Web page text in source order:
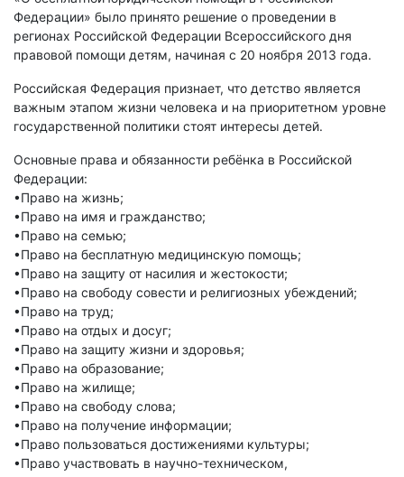
Федерации» было принято решение о проведении в
регионах Российской Федерации Всероссийского дня
правовой помощи детям, начиная с 20 ноября 2013 года.
Российская Федерация признает, что детство является
важным этапом жизни человека и на приоритетном уровне
государственной политики стоят интересы детей.
Основные права и обязанности ребёнка в Российской
Федерации:
•Право на жизнь;
•Право на имя и гражданство;
•Право на семью;
•Право на бесплатную медицинскую помощь;
•Право на защиту от насилия и жестокости;
•Право на свободу совести и религиозных убеждений;
•Право на труд;
•Право на отдых и досуг;
•Право на защиту жизни и здоровья;
•Право на образование;
•Право на жилище;
•Право на свободу слова;
•Право на получение информации;
•Право пользоваться достижениями культуры;
•Право участвовать в научно-техническом,